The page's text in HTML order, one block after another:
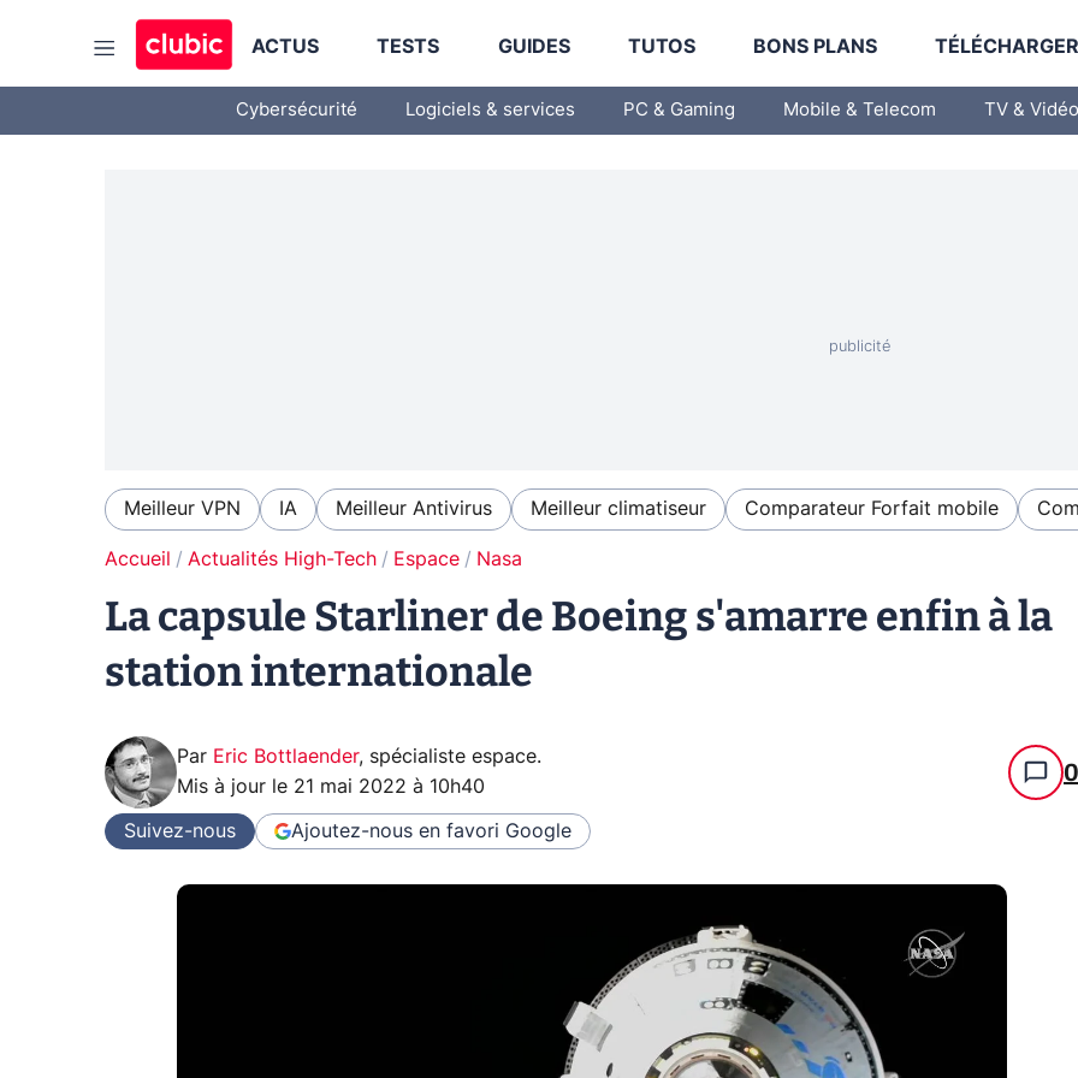
ACTUS TESTS GUIDES TUTOS BONS PLANS
Cybersécurité Logiciels & services PC & Gaming Mobile & Telecom TV & Vidéo
Meilleur VPN IA Meilleur Antivirus Meilleur climatiseur Comparateur Forfait mobile
Accueil Actualités High-Tech Espace Nasa
La capsule Starliner de Boeing s'amarre enfin à la
station internationale
Par Eric Bottlaender, spécialiste espace.
Mis à jour le 21 mai 2022 à 10h40 0
Suivez-nous Ajoutez-nous en favori Google